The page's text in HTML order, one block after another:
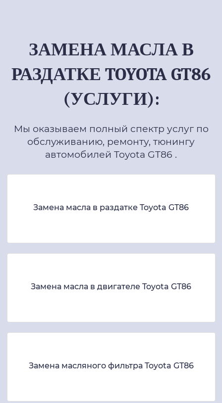
ЗАМЕНА МАСЛА В
РАЗДАТКЕ TOYOTA GT86
(УСЛУГИ):
Мы оказываем полный спектр услуг по
обслуживанию, ремонту, тюнингу
автомобилей Toyota GT86 .
Замена масла в раздатке Toyota GT86
Замена масла в двигателе Toyota GT86
Замена масляного фильтра Toyota GT86